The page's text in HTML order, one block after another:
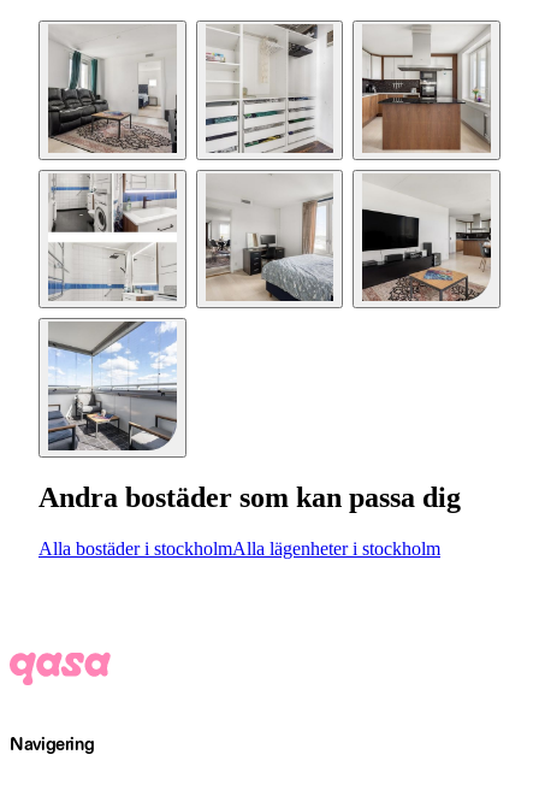
Andra bostäder som kan passa dig
Alla bostäder i stockholmAlla lägenheter i stockholm
Navigering